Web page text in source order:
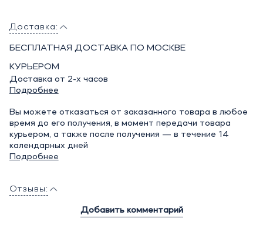
Доставка:
БЕСПЛАТНАЯ ДОСТАВКА ПО МОСКВЕ
КУРЬЕРОМ
Доставка от 2-х часов
Подробнее
Вы можете отказаться от заказанного товара в любое
время до его получения, в момент передачи товара
курьером, а также после получения — в течение 14
календарных дней
Подробнее
Отзывы:
Добавить комментарий